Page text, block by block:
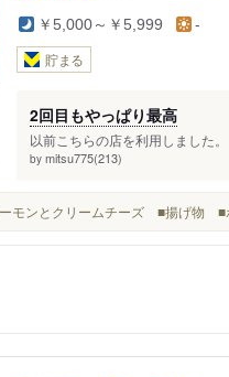
￥5,000～￥5,999 -
貯まる
2回目もやっぱり最高
以前こちらの店を利用しました
by mitsu775(213)
ーモンとクリームチーズ ■揚げ